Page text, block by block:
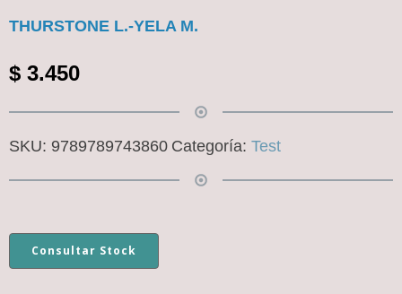
THURSTONE L.-YELA M.
$ 3.450
SKU: 9789789743860 Categoría: Test
Consultar Stock